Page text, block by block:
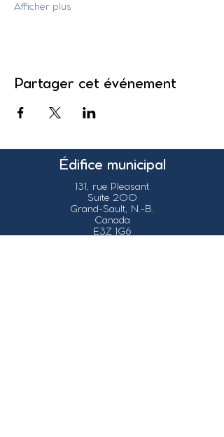
Afficher plus
Partager cet événement
Édifice municipal
131, rue Pleasant
Suite 200
Grand-Sault, N.-B.
Canada
E3Z 1G6